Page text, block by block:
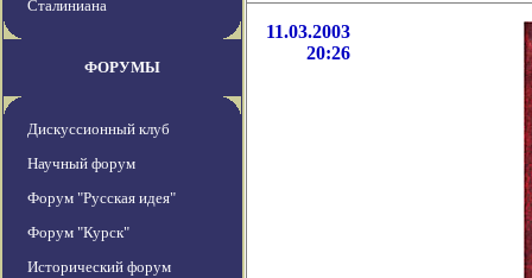
Сталиниана
ФОРУМЫ
Дискуссионный клуб
Научный форум
Форум "Русская идея"
Форум "Курск"
Исторический форум
11.03.2003
20:26